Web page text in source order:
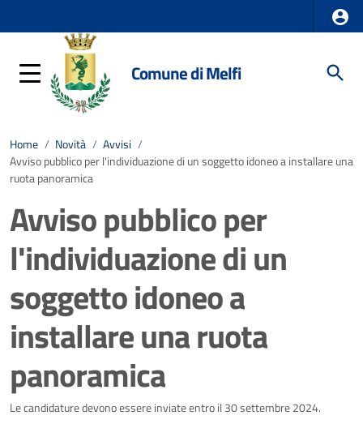
Comune di Melfi
Home / Novità / Avvisi /
Avviso pubblico per l'individuazione di un soggetto idoneo a installare una
ruota panoramica
Avviso pubblico per
l'individuazione di un
soggetto idoneo a
installare una ruota
panoramica
Dettagli della notizia
Le candidature devono essere inviate entro il 30 settembre 2024.